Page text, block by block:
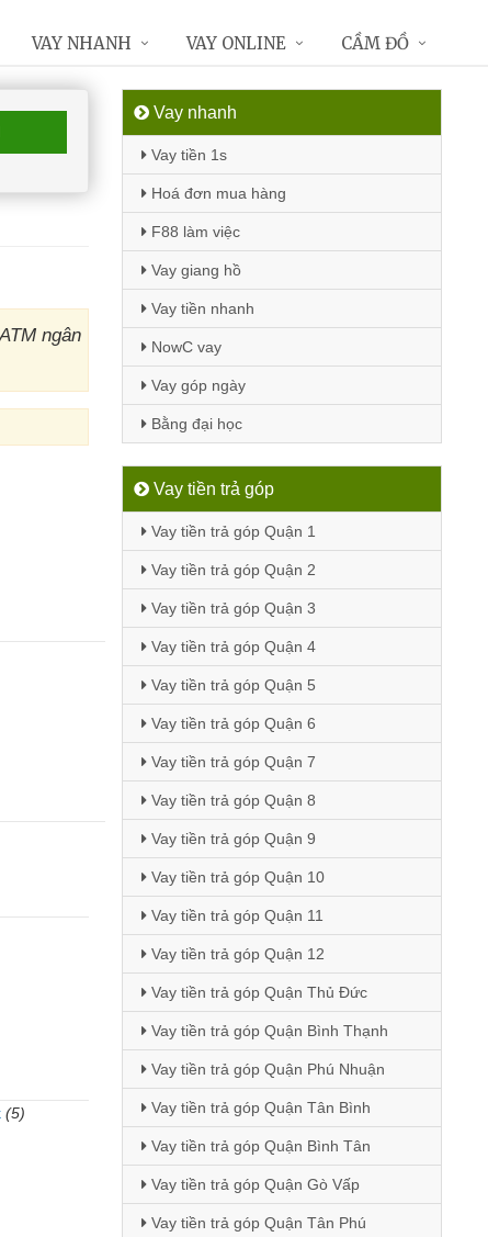
ngân
(5)
Vay nhanh
Vay tiền 1s
Hoá đơn mua hàng
F88 làm việc
Vay giang hồ
Vay tiền nhanh
NowC vay
Vay góp ngày
Bằng đại học
Vay tiền trả góp
Vay tiền trả góp Quận 1
Vay tiền trả góp Quận 2
Vay tiền trả góp Quận 3
Vay tiền trả góp Quận 4
Vay tiền trả góp Quận 5
Vay tiền trả góp Quận 6
Vay tiền trả góp Quận 7
Vay tiền trả góp Quận 8
Vay tiền trả góp Quận 9
Vay tiền trả góp Quận 10
Vay tiền trả góp Quận 11
Vay tiền trả góp Quận 12
Vay tiền trả góp Quận Thủ Đức
Vay tiền trả góp Quận Bình Thạnh
Vay tiền trả góp Quận Phú Nhuận
Vay tiền trả góp Quận Tân Bình
Vay tiền trả góp Quận Bình Tân
Vay tiền trả góp Quận Gò Vấp
Vay tiền trả góp Quận Tân Phú
VAY NHANH VAY ONLINE CẦM ĐỒ